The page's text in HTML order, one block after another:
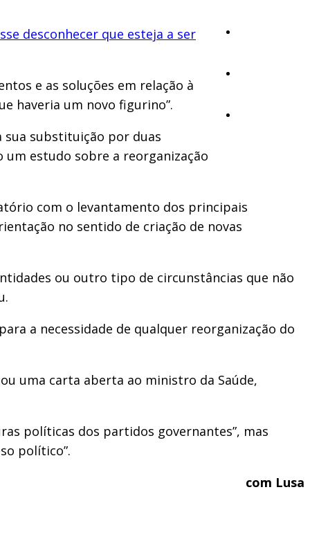
desconhecer que esteja a ser
e as soluções em relação à
haveria um novo figurino”.
sua substituição por duas
um estudo sobre a reorganização
com o levantamento dos principais
no sentido de criação de novas
ou outro tipo de circunstâncias que não
a necessidade de qualquer reorganização do
uma carta aberta ao ministro da Saúde,
políticas dos partidos governantes”, mas
político”.
com Lusa